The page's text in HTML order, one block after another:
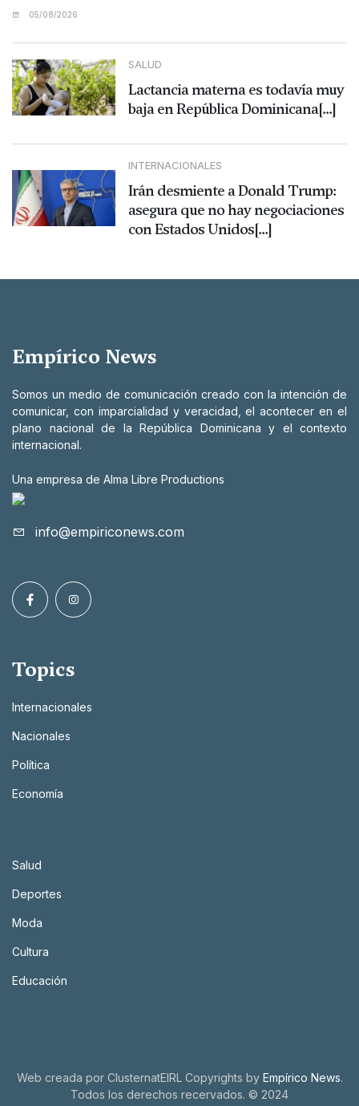
05/08/2026
SALUD
Lactancia materna es todavía muy
baja en República Dominicana[...]
INTERNACIONALES
Irán desmiente a Donald Trump:
asegura que no hay negociaciones
con Estados Unidos[...]
Empírico News
Somos un medio de comunicación creado con la intención de
comunicar, con imparcialidad y veracidad, el acontecer en el
plano nacional de la República Dominicana y el contexto
internacional.
Una empresa de Alma Libre Productions
info@empiriconews.com
Topics
Internacionales
Nacionales
Política
Economía
Salud
Deportes
Moda
Cultura
Educación
Web creada por ClusternatEIRLCopyrights by Empírico News.
Todos los derechos recervados. © 2024